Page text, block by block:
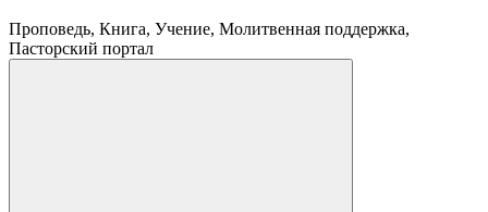
Проповедь, Книга, Учение, Молитвенная поддержка,
Пасторский портал